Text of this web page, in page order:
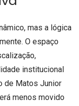
mas a lógica
O espaço
institucional
de Matos Junior
menos movido